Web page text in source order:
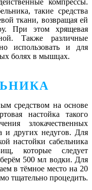
компрессы.
такие средства
ткани, возвращая ей
При этом хрящевая
Также различные
использовать и для
болях в мышцах.
средством на основе
настойка такого
злокачественных
и других недугов. Для
настойки сабельника
которые следует
500 мл водки. Для
в тёмное место на 20
тщательно процедить.